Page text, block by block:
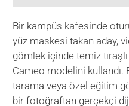
Bir kampüs kafesinde
yüz maskesi takan aday,
gömlek içinde temiz
Cameo modelini kullandı.
tarama veya özel eğitim
bir fotoğraftan gerçekçi